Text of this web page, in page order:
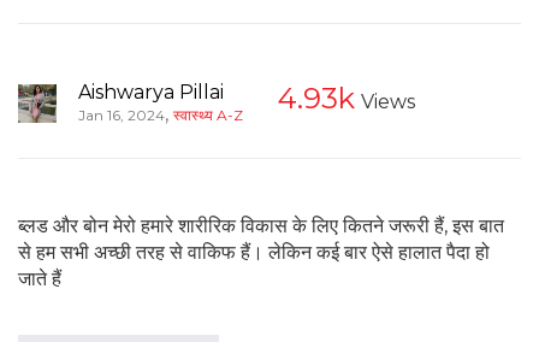
Aishwarya Pillai
Jan 16, 2024, स्वास्थ्य A-Z 4.93k Views
ब्लड और बोन मेरो हमारे शारीरिक विकास के लिए कितने जरूरी हैं, इस बात
से हम सभी अच्छी तरह से वाकिफ हैं। लेकिन कई बार ऐसे हालात पैदा हो
जाते हैं